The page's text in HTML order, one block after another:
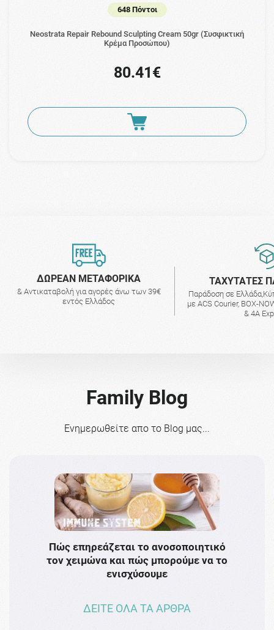
648 Πόντοι
Neostrata Repair Rebound Sculpting Cream 50gr (Συσφικτική
Κρέμα Προσώπου)
80.41€
ΔΩΡΕΑΝ ΜΕΤΑΦΟΡΙΚΑ
& Αντικαταβολή για αγορές άνω των 39€
εντός Ελλάδος
ΤΑΧΥΤΑΤΕΣ
Παράδοση σε
με ACS Courier, BOX-
& 4A
Family Blog
Ενημερωθείτε απο το Blog μας...
Πώς επηρεάζεται το ανοσοποιητικό
τον χειμώνα και πώς μπορούμε να το
ενισχύσουμε
ΔΕΙΤΕ ΟΛΑ ΤΑ ΑΡΘΡΑ